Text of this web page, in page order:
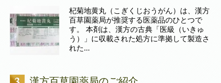
杞菊地黄丸（こぎくじおうがん）は、漢方
百草園薬局が推奨する医薬品のひとつで
す。 本剤は、漢方の古典「医級（いきゅ
う）」に収載された処方に準拠して製造さ
れた...
漢方百草園薬局のご紹介